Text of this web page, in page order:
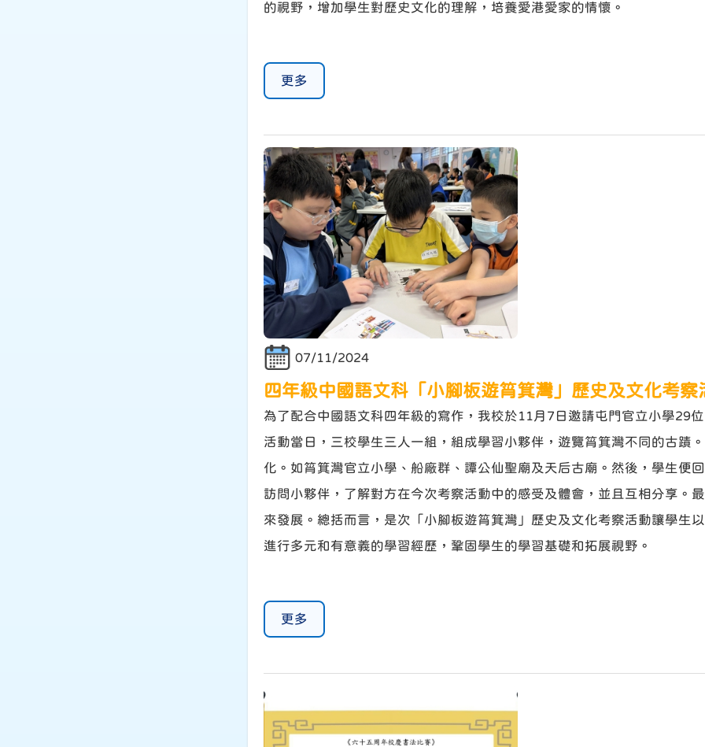
的視野，增加學生對歷史文化的理解，培養愛港愛家的情懷。
更多
07/11/2024
四年級中國語文科「小腳板遊筲箕灣」歷史及文化考察
為了配合中國語文科四年級的寫作，我校於11月7日邀請屯門官立小學29
活動當日，三校學生三人一組，組成學習小夥伴，遊覽筲箕灣不同的古蹟
化。如筲箕灣官立小學、船廠群、譚公仙聖廟及天后古廟。然後，學生便
訪問小夥伴，了解對方在今次考察活動中的感受及體會，並且互相分享。
來發展。總括而言，是次「小腳板遊筲箕灣」歷史及文化考察活動讓學生
進行多元和有意義的學習經歷，鞏固學生的學習基礎和拓展視野。
更多